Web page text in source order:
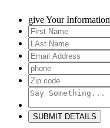
give Your Information
SUBMIT DETAILS